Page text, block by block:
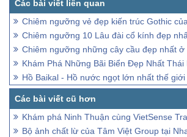
Chiêm ngưỡng vẻ đẹp kiến trúc Gothic của Vương Cung Thánh Đường
Chiêm ngưỡng 10 Lâu đài cổ kính đẹp nhất ở Cộng hoà
Chiêm ngưỡng những cây cầu đẹp nhất ở St.
Khám Phá Những Bãi Biển Đẹp Nhất Thái
Hồ Baikal - Hồ nước ngọt lớn nhất thế giới
Khám phá Ninh Thuận cùng VietSense
Bộ ảnh chất lừ của Tâm Việt Group tại Nha Trang